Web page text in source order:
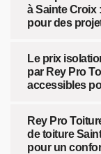
à Sainte Croix
pour des
Le prix
par Rey Pro
accessibles
Rey Pro
de toiture
pour un